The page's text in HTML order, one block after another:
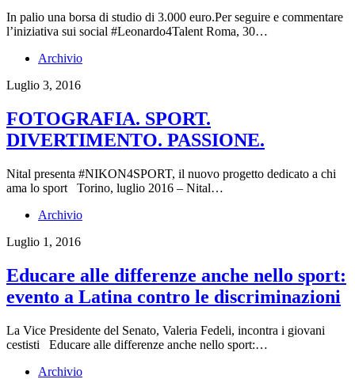
In palio una borsa di studio di 3.000 euro.Per seguire e commentare
l’iniziativa sui social #Leonardo4Talent Roma, 30…
Archivio
Luglio 3, 2016
FOTOGRAFIA. SPORT.
DIVERTIMENTO. PASSIONE.
Nital presenta #NIKON4SPORT, il nuovo progetto dedicato a chi
ama lo sport Torino, luglio 2016 – Nital…
Archivio
Luglio 1, 2016
Educare alle differenze anche nello sport:
evento a Latina contro le discriminazioni
La Vice Presidente del Senato, Valeria Fedeli, incontra i giovani
cestisti Educare alle differenze anche nello sport:…
Archivio